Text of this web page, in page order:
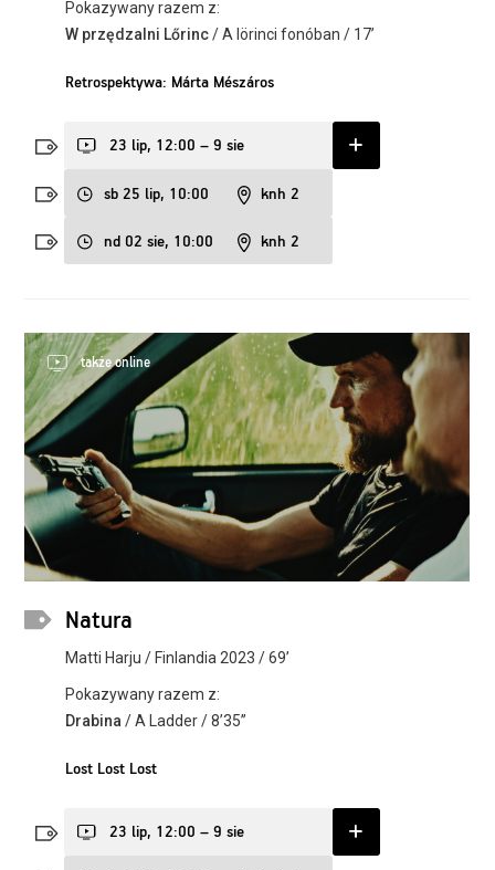
Pokazywany razem z:
W przędzalni Lőrinc/ A lörinci fonóban / 17’
Retrospektywa: Márta Mészáros
sb 25 lip, 10:00 knh 2
nd 02 sie, 10:00 knh 2
23 lip, 12:00 – 9 sie
także online
Natura
Matti Harju / Finlandia 2023 / 69’
Pokazywany razem z:
Drabina / A Ladder / 8’35’’
Lost Lost Lost
23 lip, 12:00 – 9 sie